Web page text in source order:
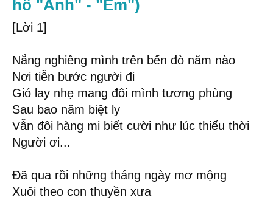
hô "Anh" - "Em")
[Lời 1]
Nắng nghiêng mình trên bến đò năm nào
Nơi tiễn bước người đi
Gió lay nhẹ mang đôi mình tương phùng
Sau bao năm biệt ly
Vẫn đôi hàng mi biết cười như lúc thiếu thời
Người ơi...
Đã qua rồi những tháng ngày mơ mộng
Xuôi theo con thuyền xưa